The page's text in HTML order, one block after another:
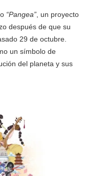
“Pangea” , un proyecto
después de que su
29 de octubre.
un símbolo de
del planeta y sus